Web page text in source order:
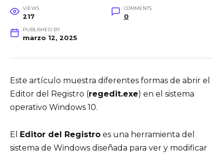
VIEWS
217
COMMENTS
0
PUBLISHED BY
marzo 12, 2025
Este artículo muestra diferentes formas de abrir el
Editor del Registro (regedit.exe) en el sistema
operativo Windows 10.
El Editor del Registro es una herramienta del
sistema de Windows diseñada para ver y modificar